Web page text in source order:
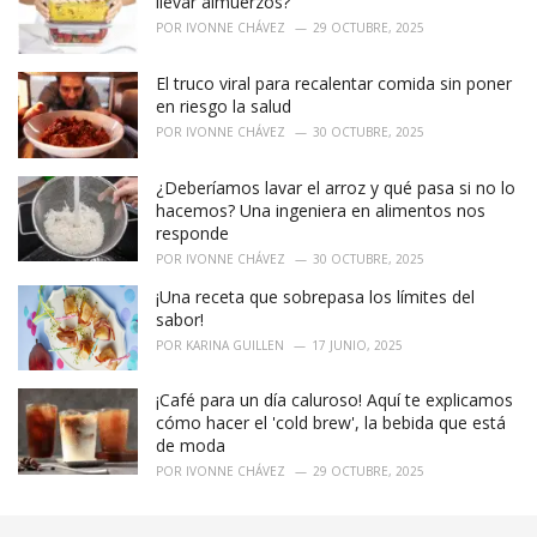
POR IVONNE CHÁVEZ 29 OCTUBRE, 2025
El truco viral para recalentar comida sin poner
en riesgo la salud
POR IVONNE CHÁVEZ 30 OCTUBRE, 2025
¿Deberíamos lavar el arroz y qué pasa si no lo
hacemos? Una ingeniera en alimentos nos
responde
POR IVONNE CHÁVEZ 30 OCTUBRE, 2025
¡Una receta que sobrepasa los límites del
sabor!
POR KARINA GUILLEN 17 JUNIO, 2025
¡Café para un día caluroso! Aquí te explicamos
cómo hacer el 'cold brew', la bebida que está
de moda
POR IVONNE CHÁVEZ 29 OCTUBRE, 2025